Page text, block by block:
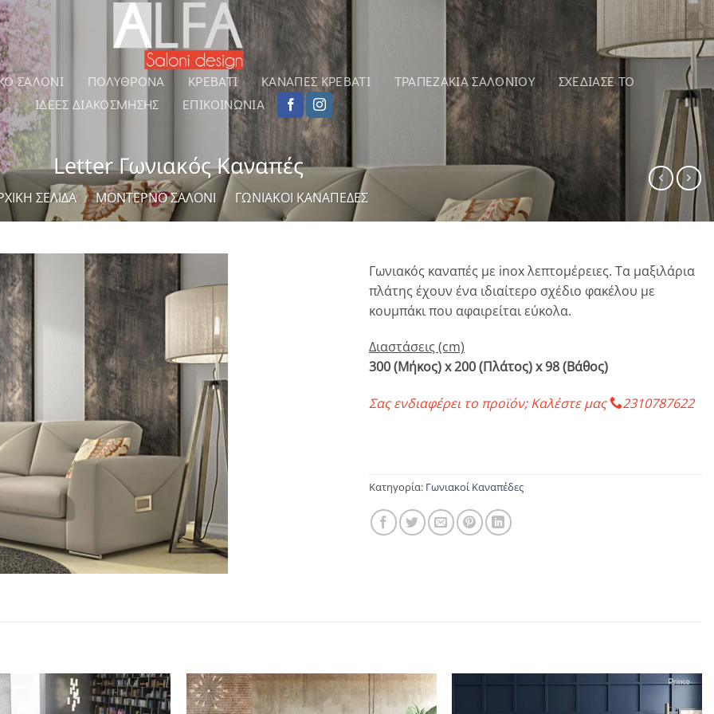
ΣΑΛΌΝΙ ΠΟΛΥΘΡΌΝΑ ΚΡΕΒΆΤΙ ΚΑΝΑΠΈΣ ΚΡΕΒΆΤΙ ΤΡΑΠΕΖΆΚΙΑ ΣΑΛΟΝΙΟΎ
ΣΧΕΔΙΑΣΕ ΤΟ
ΙΔΈΕΣ ΔΙΑΚΌΣΜΗΣΗΣ
ΕΠΙΚΟΙΝΩΝΊΑ
Letter Γωνιακός Καναπές
ΣΕΛΊΔΑ / ΜΟΝΤΈΡΝΟ ΣΑΛΌΝΙ / ΓΩΝΙΑΚΟΊ ΚΑΝΑΠΈΔΕΣ
Αγαπημένο
Γωνιακός καναπές με inox λεπτομέρειες. Τα μαξιλάρια
πλάτης έχουν ένα ιδιαίτερο σχέδιο φακέλου με
κουμπάκι που αφαιρείται εύκολα.
Διαστάσεις (cm)
300 (Μήκος) x 200 (Πλάτος) x 98 (Βάθος)
Σας ενδιαφέρει το προϊόν; Καλέστε μας 2310787622
Κατηγορία: Γωνιακοί Καναπέδες